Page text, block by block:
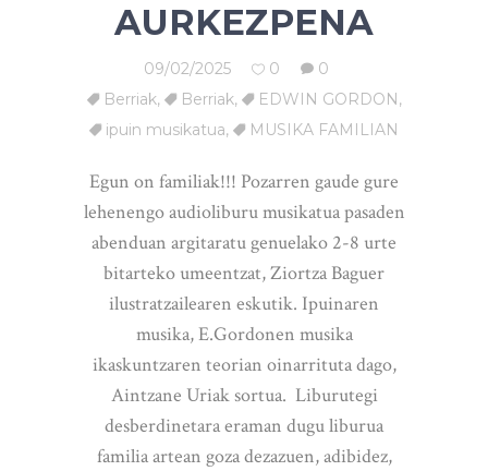
AURKEZPENA
09/02/2025 0
0
Berriak, Berriak, EDWIN GORDON,
ipuin musikatua, MUSIKA FAMILIAN
Egun on familiak!!! Pozarren gaude gure
lehenengo audioliburu musikatua pasaden
abenduan argitaratu genuelako 2-8 urte
bitarteko umeentzat, Ziortza Baguer
ilustratzailearen eskutik. Ipuinaren
musika, E.Gordonen musika
ikaskuntzaren teorian oinarrituta dago,
Aintzane Uriak sortua. Liburutegi
desberdinetara eraman dugu liburua
familia artean goza dezazuen, adibidez,